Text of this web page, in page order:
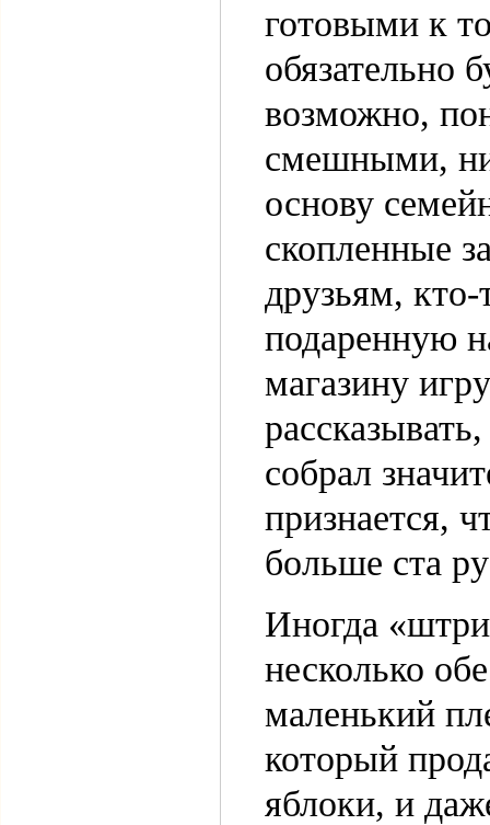
готовыми к
обязательно
возможно,
смешными, ни
основу
скопленные
друзьям,
подаренную
магазину
собрал
признается,
больше ста
Иногда
несколько
маленький
который
яблоки, и